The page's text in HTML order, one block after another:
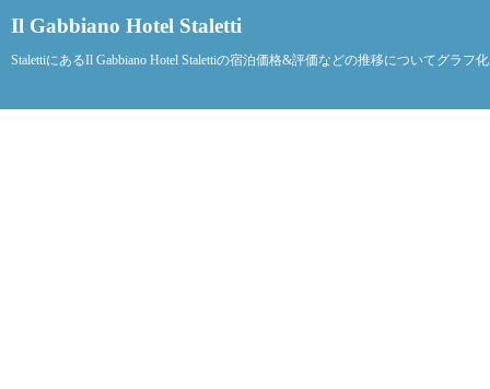
Il Gabbiano Hotel Staletti
StalettiにあるIl Gabbiano Hotel Stalettiの宿泊価格&評価などの推移についてグラフ